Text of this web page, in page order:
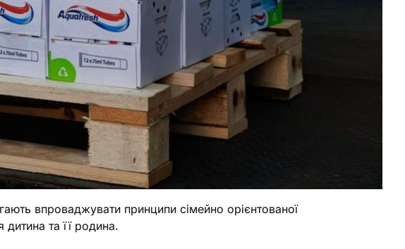
впроваджувати принципи сімейно орієнтованої
та її родина.